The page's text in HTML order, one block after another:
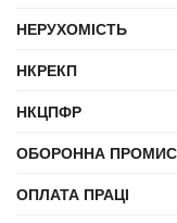
НЕРУХОМІСТЬ
НКРЕКП
НКЦПФР
ОБОРОННА
ОПЛАТА ПРАЦІ